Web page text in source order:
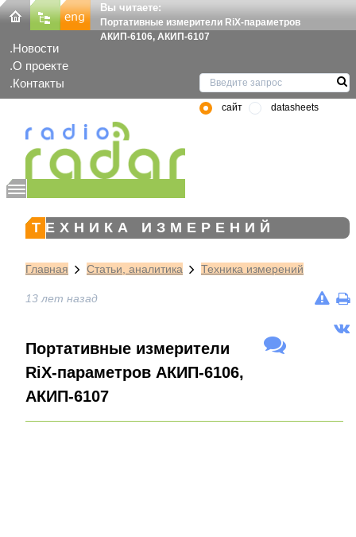
Вы читаете:
Портативные измерители RiX-параметров
АКИП-6106, АКИП-6107
Новости
О проекте
Контакты
сайт datasheets
ТЕХНИКА ИЗМЕРЕНИЙ
Главная Статьи, аналитика Техника измерений
13 лет назад
Портативные измерители
RiX-параметров АКИП-6106,
АКИП-6107